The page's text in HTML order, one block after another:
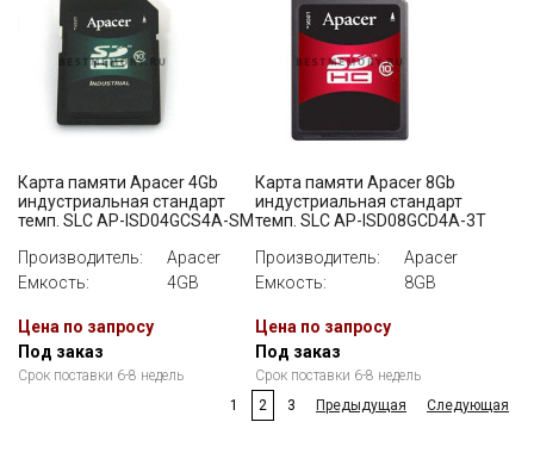
Карта памяти Apacer 4Gb
индустриальная стандарт
темп. SLC AP-ISD04GCS4A-SM
Производитель:
Apacer
Емкость:
4GB
Цена по запросу
Под заказ
Срок поставки 6-8 недель
Карта памяти Apacer 8Gb
индустриальная стандарт
темп. SLC AP-ISD08GCD4A-3T
Производитель:
Apacer
Емкость:
8GB
Цена по запросу
Под заказ
Срок поставки 6-8 недель
1
2 3 Предыдущая Следующая